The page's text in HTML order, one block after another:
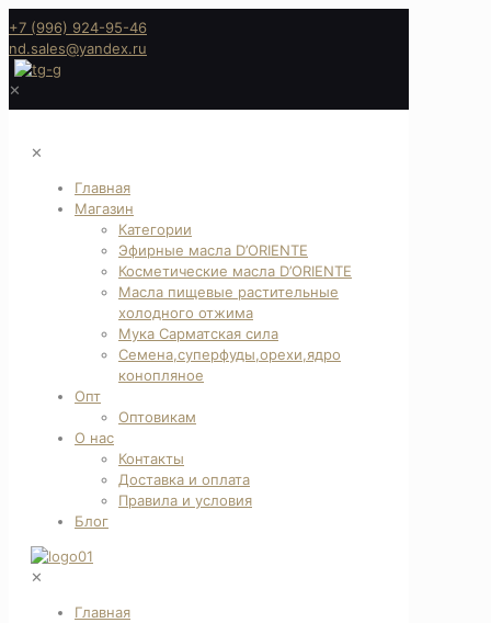
+7 (996) 924-95-46
nd.sales@yandex.ru
✕
✕
Главная
Магазин
Категории
Эфирные масла D’ORIENTE
Косметические масла D’ORIENTE
Масла пищевые растительные
холодного отжима
Мука Сарматская сила
Семена,суперфуды,орехи,ядро
конопляное
Опт
Оптовикам
О нас
Контакты
Доставка и оплата
Правила и условия
Блог
✕
Главная